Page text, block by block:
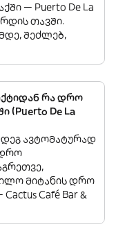
— Puerto De La
თავში.
შეძლებ,
რა დრო
(Puerto De La
ავტომატურად
დრო
მიტანის დრო
Café Bar &